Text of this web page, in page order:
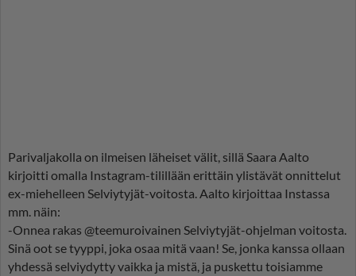
Parivaljakolla on ilmeisen läheiset välit, sillä Saara Aalto
kirjoitti omalla Instagram-tilillään erittäin ylistävät onnittelut
ex-miehelleen Selviytyjät-voitosta. Aalto kirjoittaa Instassa
mm. näin:
-Onnea rakas @teemuroivainen Selviytyjät-ohjelman voitosta.
Sinä oot se tyyppi, joka osaa mitä vaan! Se, jonka kanssa ollaan
yhdessä selviydytty vaikka ja mistä, ja puskettu toisiamme